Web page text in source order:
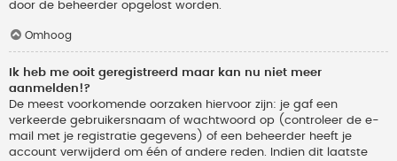
door de beheerder opgelost worden.
Omhoog
Ik heb me ooit geregistreerd maar kan nu niet meer
aanmelden!?
De meest voorkomende oorzaken hiervoor zijn: je gaf een
verkeerde gebruikersnaam of wachtwoord op (controleer de e-
mail met je registratie gegevens) of een beheerder heeft je
account verwijderd om één of andere reden. Indien dit laatste